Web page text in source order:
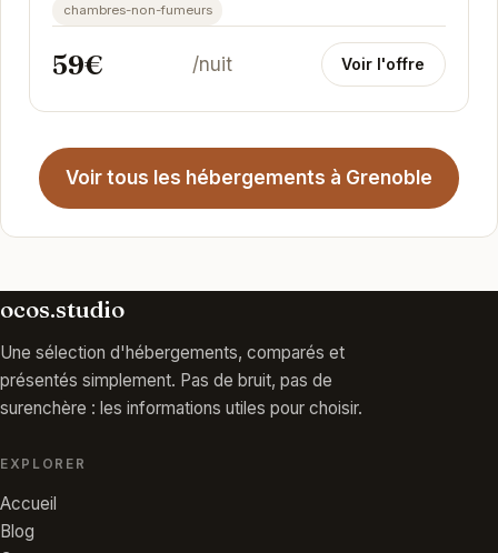
chambres-non-fumeurs
59€ /nuit Voir l'offre
Voir tous les hébergements à Grenoble
ocos.studio
Une sélection d'hébergements, comparés et
présentés simplement. Pas de bruit, pas de
surenchère : les informations utiles pour choisir.
EXPLORER
Accueil
Blog